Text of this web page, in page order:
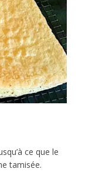
ce que le
tamisée.